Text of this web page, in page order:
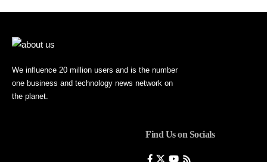
We influence 20 million users and is the number
one business and technology news network on
the planet.
Find Us on Socials